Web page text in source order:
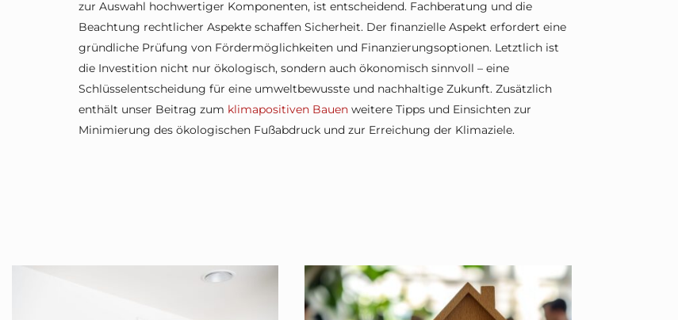
zur Auswahl hochwertiger Komponenten, ist entscheidend. Fachberatung und die
Beachtung rechtlicher Aspekte schaffen Sicherheit. Der finanzielle Aspekt erfordert eine
gründliche Prüfung von Fördermöglichkeiten und Finanzierungsoptionen. Letztlich ist
die Investition nicht nur ökologisch, sondern auch ökonomisch sinnvoll – eine
Schlüsselentscheidung für eine umweltbewusste und nachhaltige Zukunft. Zusätzlich
enthält unser Beitrag zum klimapositiven Bauen weitere Tipps und Einsichten zur
Minimierung des ökologischen Fußabdruck und zur Erreichung der Klimaziele.